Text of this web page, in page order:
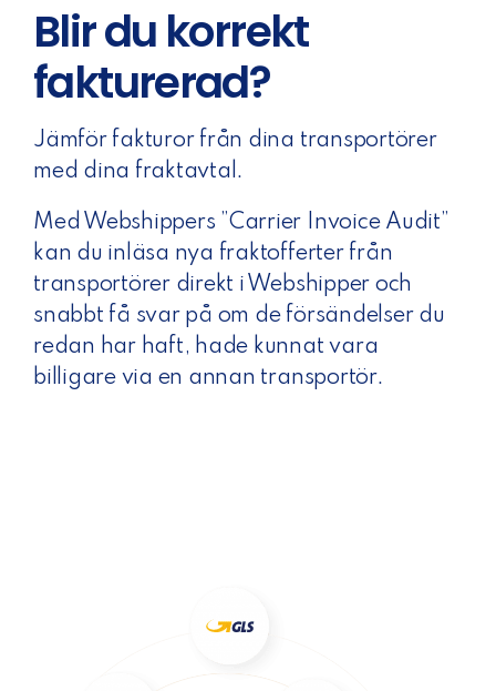
Blir du korrekt
fakturerad?
Jämför fakturor från dina transportörer
med dina fraktavtal.
Med Webshippers ”Carrier Invoice Audit”
kan du inläsa nya fraktofferter från
transportörer direkt i Webshipper och
snabbt få svar på om de försändelser du
redan har haft, hade kunnat vara
billigare via en annan transportör.